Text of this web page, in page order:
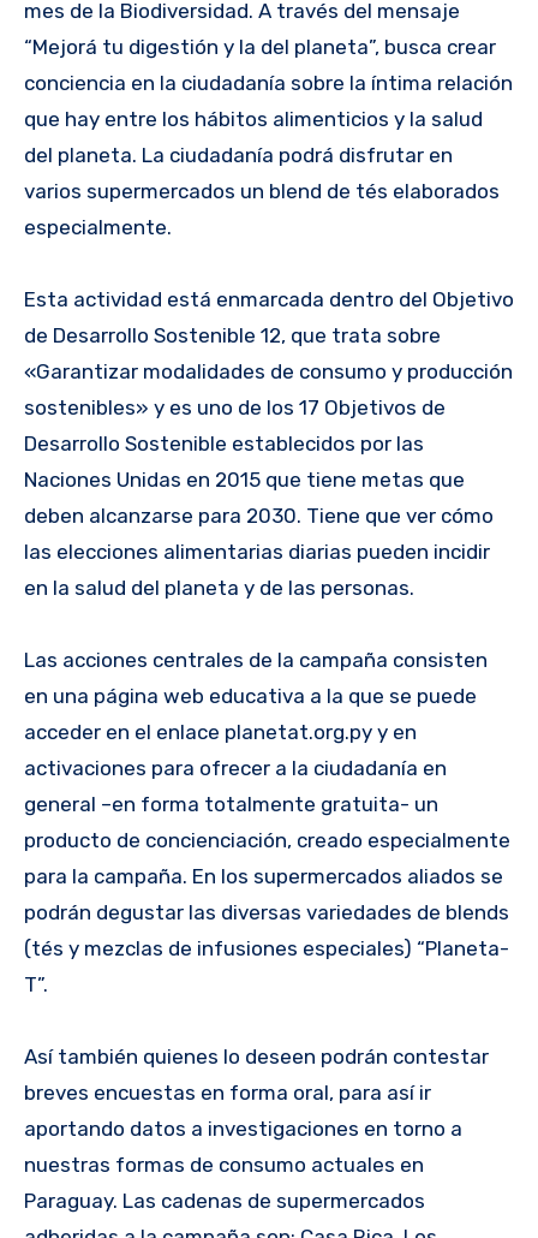
mes de la Biodiversidad. A través del mensaje
“Mejorá tu digestión y la del planeta”, busca crear
conciencia en la ciudadanía sobre la íntima relación
que hay entre los hábitos alimenticios y la salud
del planeta. La ciudadanía podrá disfrutar en
varios supermercados un blend de tés elaborados
especialmente.
Esta actividad está enmarcada dentro del Objetivo
de Desarrollo Sostenible 12, que trata sobre
«Garantizar modalidades de consumo y producción
sostenibles» y es uno de los 17 Objetivos de
Desarrollo Sostenible establecidos por las
Naciones Unidas en 2015 que tiene metas que
deben alcanzarse para 2030. Tiene que ver cómo
las elecciones alimentarias diarias pueden incidir
en la salud del planeta y de las personas.
Las acciones centrales de la campaña consisten
en una página web educativa a la que se puede
acceder en el enlace planetat.org.py y en
activaciones para ofrecer a la ciudadanía en
general –en forma totalmente gratuita- un
producto de concienciación, creado especialmente
para la campaña. En los supermercados aliados se
podrán degustar las diversas variedades de blends
(tés y mezclas de infusiones especiales) “Planeta-
T”.
Así también quienes lo deseen podrán contestar
breves encuestas en forma oral, para así ir
aportando datos a investigaciones en torno a
nuestras formas de consumo actuales en
Paraguay. Las cadenas de supermercados